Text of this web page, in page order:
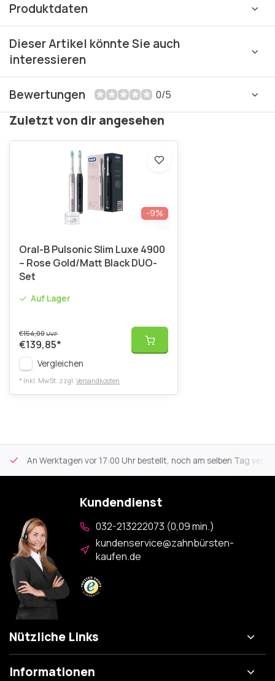
Produktdaten
Dieser Artikel könnte Sie auch
interessieren
Bewertungen 0/5
Zuletzt von dir angesehen
-9%
Oral-B Pulsonic Slim Luxe 4900
– Rose Gold/Matt Black DUO-
Set
Auf Lager
€154,00UVP
€139,85*
Vergleichen
* Inkl. MwSt. zzgl. Versandkosten
An Werktagen vor 17:00 Uhr bestellt, noch am selben Tag
Kundendienst
032-213222073 (0,09 min.)
kundenservice@zahnbürsten-
kaufen.de
Nützliche Links
Informationen